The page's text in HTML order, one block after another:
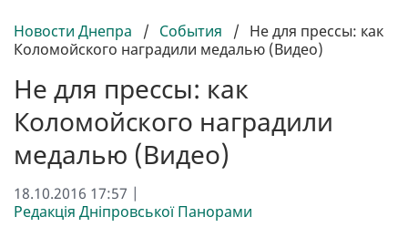
Новости Днепра / События / Не для прессы: как
Коломойского наградили медалью (Видео)
Не для прессы: как
Коломойского наградили
медалью (Видео)
18.10.2016 17:57 |
Редакція Дніпровської Панорами